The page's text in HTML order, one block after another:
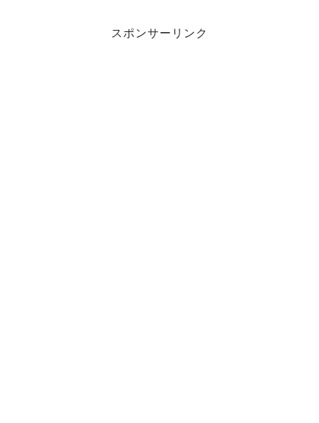
スポンサーリンク